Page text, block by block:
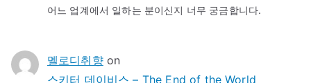
어느 업계에서 일하는 분이신지 너무 궁금합니다.
멜로디취향on
스키터 데이비스 – The End of the World